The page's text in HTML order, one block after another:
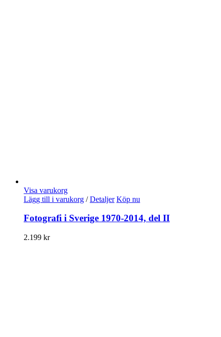
Visa varukorg
Lägg till i varukorg / Detaljer Köp nu
Fotografi i Sverige 1970-2014, del II
2.199 kr